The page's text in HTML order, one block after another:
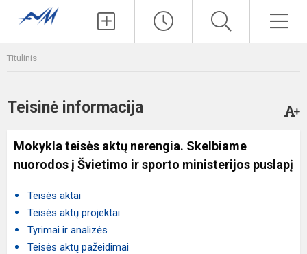
Titulinis
Teisinė informacija
Mokykla teisės aktų nerengia. Skelbiame
nuorodos į Švietimo ir sporto ministerijos puslapį
Teisės aktai
Teisės aktų projektai
Tyrimai ir analizės
Teisės aktų pažeidimai